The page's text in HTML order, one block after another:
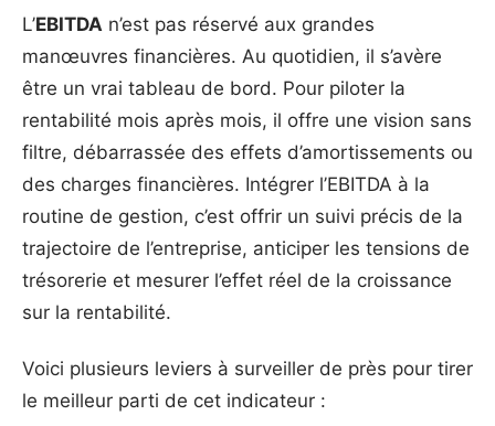
L’EBITDA n’est pas réservé aux grandes
manœuvres financières. Au quotidien, il s’avère
être un vrai tableau de bord. Pour piloter la
rentabilité mois après mois, il offre une vision sans
filtre, débarrassée des effets d’amortissements ou
des charges financières. Intégrer l’EBITDA à la
routine de gestion, c’est offrir un suivi précis de la
trajectoire de l’entreprise, anticiper les tensions de
trésorerie et mesurer l’effet réel de la croissance
sur la rentabilité.
Voici plusieurs leviers à surveiller de près pour tirer
le meilleur parti de cet indicateur :